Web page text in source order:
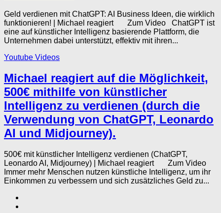
Geld verdienen mit ChatGPT: AI Business Ideen, die wirklich
funktionieren! | Michael reagiert Zum Video ChatGPT ist
eine auf künstlicher Intelligenz basierende Plattform, die
Unternehmen dabei unterstützt, effektiv mit ihren...
Youtube Videos
Michael reagiert auf die Möglichkeit,
500€ mithilfe von künstlicher
Intelligenz zu verdienen (durch die
Verwendung von ChatGPT, Leonardo
AI und Midjourney).
500€ mit künstlicher Intelligenz verdienen (ChatGPT,
Leonardo AI, Midjourney) | Michael reagiert Zum Video
Immer mehr Menschen nutzen künstliche Intelligenz, um ihr
Einkommen zu verbessern und sich zusätzliches Geld zu...